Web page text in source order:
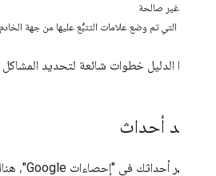
معرّفات غير صالحة
الأحداث التي تم وضع علامات التتبُّع عليها من جهة
يحدّد هذا الدليل خطوات شائعة لتحديد المشاكل
لا توجد أحداث
إذا لم تظهر أحداثك في "إحصاءات Google"، هناك بعض المشاكل الشائعة التي يجب البحث عنها.